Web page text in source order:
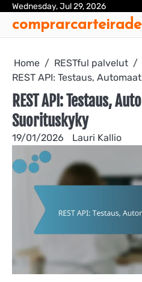
Skip
content
Wednesday, Jul 29, 2026
Home
RESTful palvelut
REST API: Testaus,
REST API: Testaus,
Suorituskyky
19/01/2026 Lauri Kallio